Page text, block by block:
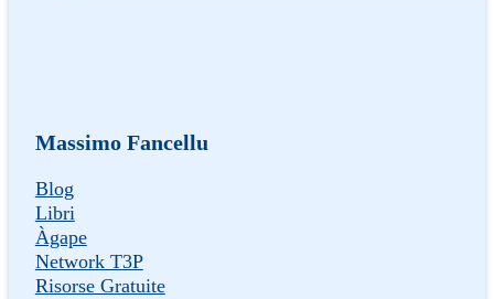
Massimo Fancellu
Blog
Libri
Àgape
Network T3P
Risorse Gratuite